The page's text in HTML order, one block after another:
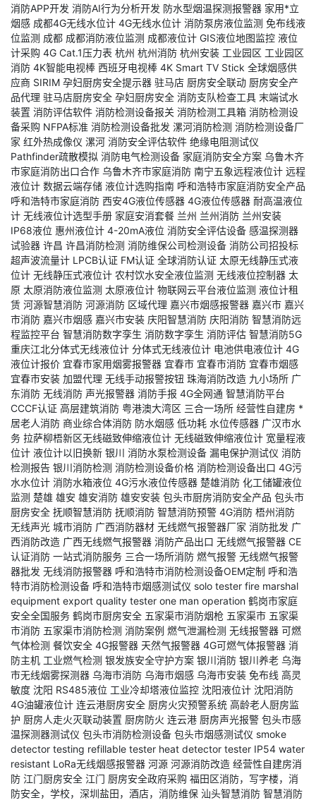
消防APP开发 消防AI行为分析开发 防水型烟温探测报警器 家用*立
烟感 成都4G无线水位计 4G无线水位计 消防泵房液位监测 免布线液
位监测 成都 成都消防液位监测 成都液位计 GIS液位地图监控 液位
计采购 4G Cat.1压力表 杭州 杭州消防 杭州安装 工业园区 工业园区
消防 4K智能电视棒 西班牙电视棒 4K Smart TV Stick 全球烟感供
应商 SIRIM 孕妇厨房安全提示器 驻马店 厨房安全联动 厨房安全产
品代理 驻马店厨房安全 孕妇厨房安全 消防支队检查工具 末端试水
装置 消防评估软件 消防检测设备报关 消防检测工具箱 消防检测设
备采购 NFPA标准 消防检测设备批发 漯河消防检测 消防检测设备厂
家 红外热成像仪 漯河 消防安全评估软件 绝缘电阻测试仪
Pathfinder疏散模拟 消防电气检测设备 家庭消防安全方案 乌鲁木齐
市家庭消防出口合作 乌鲁木齐市家庭消防 南宁五象远程液位计 远程
液位计 数据云端存储 液位计选购指南 呼和浩特市家庭消防安全产品
呼和浩特市家庭消防 西安4G液位传感器 4G液位传感器 耐高温液位
计 无线液位计选型手册 家庭安消套餐 兰州 兰州消防 兰州安装
IP68液位 惠州液位计 4-20mA液位 消防安全评估设备 感温探测器
试验器 许昌 许昌消防检测 消防维保公司检测设备 消防公司招投标
超声波流量计 LPCB认证 FM认证 全球消防认证 太原无线静压式液
位计 无线静压式液位计 农村饮水安全液位监测 无线液位控制器 太
原 太原消防液位监测 太原液位计 物联网云平台液位监测 液位计租
赁 河源智慧消防 河源消防 区域代理 嘉兴市烟感报警器 嘉兴市 嘉兴
市消防 嘉兴市烟感 嘉兴市安装 庆阳智慧消防 庆阳消防 智慧消防远
程监控平台 智慧消防数字孪生 消防数字孪生 消防评估 智慧消防5G
重庆江北分体式无线液位计 分体式无线液位计 电池供电液位计 4G
液位计报价 宜春市家用烟雾报警器 宜春市 宜春市消防 宜春市烟感
宜春市安装 加盟代理 无线手动报警按钮 珠海消防改造 九小场所 广
东消防 无线消防 声光报警器 消防手报 4G全网通 智慧消防平台
CCCF认证 高层建筑消防 粤港澳大湾区 三合一场所 经营性自建房 *
居老人消防 商业综合体消防 防水烟感 低功耗 水位传感器 广汉市水
务 拉萨柳梧新区无线磁致伸缩液位计 无线磁致伸缩液位计 宽量程液
位计 液位计以旧换新 银川 消防水泵检测设备 漏电保护测试仪 消防
检测报告 银川消防检测 消防检测设备价格 消防检测设备出口 4G污
水水位计 消防水箱液位 4G污水液位传感器 楚雄消防 化工储罐液位
监测 楚雄 雄安 雄安消防 雄安安装 包头市厨房消防安全产品 包头市
厨房安全 抚顺智慧消防 抚顺消防 智慧消防预警 4G消防 梧州消防
无线声光 城市消防 广西消防器材 无线燃气报警器厂家 消防批发 广
西消防改造 广西无线燃气报警器 消防产品出口 无线燃气报警器 CE
认证消防 一站式消防服务 三合一场所消防 燃气报警 无线燃气报警
器批发 无线消防报警器 呼和浩特市消防检测设备OEM定制 呼和浩
特市消防检测设备 呼和浩特市烟感测试仪 solo tester fire marshal
equipment export quality tester one man operation 鹤岗市家庭
安全全国服务 鹤岗市厨房安全 五家渠市消防烟枪 五家渠市 五家渠
市消防 五家渠市消防检测 消防案例 燃气泄漏检测 无线报警器 可燃
气体检测 餐饮安全 4G报警器 天然气报警器 4G可燃气体报警器 消
防主机 工业燃气检测 银发族安全守护方案 银川消防 银川养老 乌海
市无线烟雾探测器 乌海市消防 乌海市烟感 乌海市安装 免布线 高灵
敏度 沈阳 RS485液位 工业冷却塔液位监控 沈阳液位计 沈阳消防
4G油罐液位计 连云港厨房安全 厨房火灾预警系统 高龄老人厨房监
护 厨房人走火灭联动装置 厨房防火 连云港 厨房声光报警 包头市感
温探测器测试仪 包头市消防检测设备 包头市烟感测试仪 smoke
detector testing refillable tester heat detector tester IP54 water
resistant LoRa无线烟感报警器 河源 河源消防改造 经营性自建房消
防 江门厨房安全 江门 厨房安全政府采购 福田区消防，写字楼，消
防安全，学校，深圳盐田，酒店，消防维保 汕头智慧消防 智慧消防